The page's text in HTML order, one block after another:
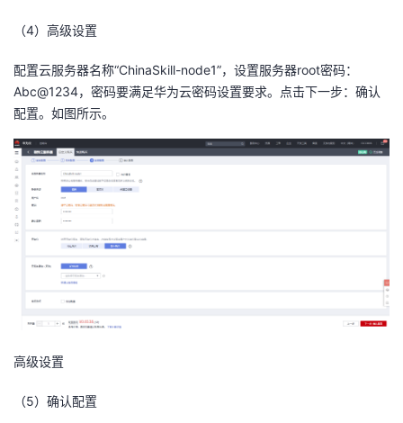
（4）高级设置
配置云服务器名称“ChinaSkill-node1”，设置服务器root密码：
Abc@1234，密码要满足华为云密码设置要求。点击下一步：确认
配置。如图所示。
高级设置
（5）确认配置